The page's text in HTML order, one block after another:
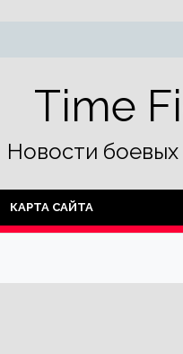
Time
Новости боевых
КАРТА САЙТА